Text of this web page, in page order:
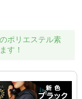
ポリエステル素
す！